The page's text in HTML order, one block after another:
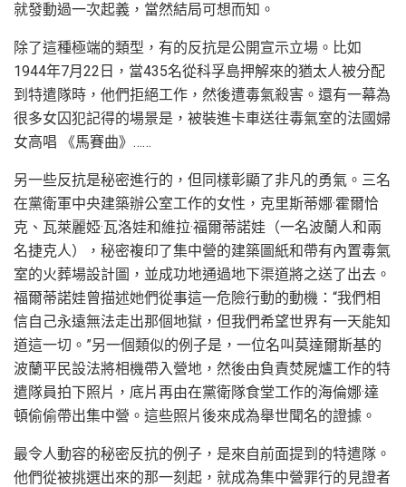
就發動過一次起義，當然結局可想而知。
除了這種極端的類型，有的反抗是公開宣示立場。比如
1944年7月22日，當435名從科孚島押解來的猶太人被分配
到特遣隊時，他們拒絕工作，然後遭毒氣殺害。還有一幕為
很多女囚犯記得的場景是，被裝進卡車送往毒氣室的法國婦
女高唱 《馬賽曲》……
另一些反抗是秘密進行的，但同樣彰顯了非凡的勇氣。三名
在黨衛軍中央建築辦公室工作的女性，克里斯蒂娜·霍爾恰
克、瓦萊麗婭·瓦洛娃和維拉·福爾蒂諾娃（一名波蘭人和兩
名捷克人），秘密複印了集中營的建築圖紙和帶有內置毒氣
室的火葬場設計圖，並成功地通過地下渠道將之送了出去。
福爾蒂諾娃曾描述她們從事這一危險行動的動機：“我們相
信自己永遠無法走出那個地獄，但我們希望世界有一天能知
道這一切。”另一個類似的例子是，一位名叫莫達爾斯基的
波蘭平民設法將相機帶入營地，然後由負責焚屍爐工作的特
遣隊員拍下照片，底片再由在黨衛隊食堂工作的海倫娜·達
頓偷偷帶出集中營。這些照片後來成為舉世聞名的證據。
最令人動容的秘密反抗的例子，是來自前面提到的特遣隊。
他們從被挑選出來的那一刻起，就成為集中營罪行的見證者